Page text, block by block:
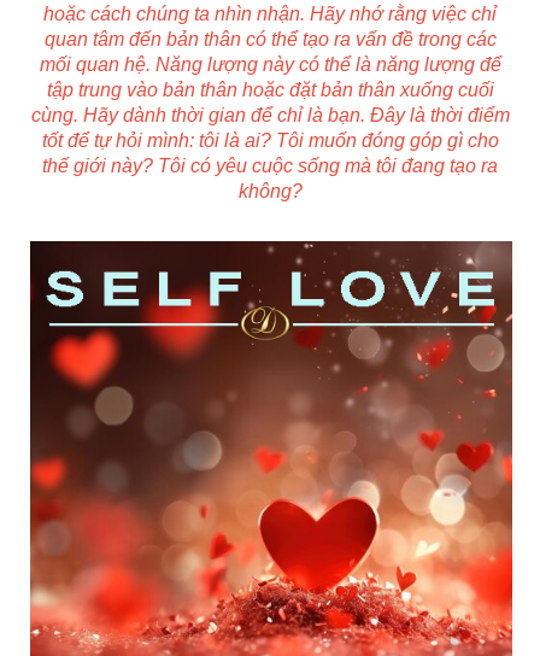
hoặc cách chúng ta nhìn nhận. Hãy nhớ rằng việc chỉ
quan tâm đến bản thân có thể tạo ra vấn đề trong các
mối quan hệ. Năng lượng này có thể là năng lượng để
tập trung vào bản thân hoặc đặt bản thân xuống cuối
cùng. Hãy dành thời gian để chỉ là bạn. Đây là thời điểm
tốt để tự hỏi mình: tôi là ai? Tôi muốn đóng góp gì cho
thế giới này? Tôi có yêu cuộc sống mà tôi đang tạo ra
không?